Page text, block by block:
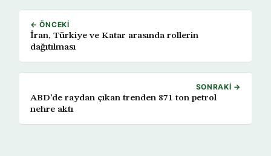
← ÖNCEKI
İran, Türkiye ve Katar arasında rollerin
dağıtılması
SONRAKI →
ABD’de raydan çıkan trenden 871 ton petrol
nehre aktı